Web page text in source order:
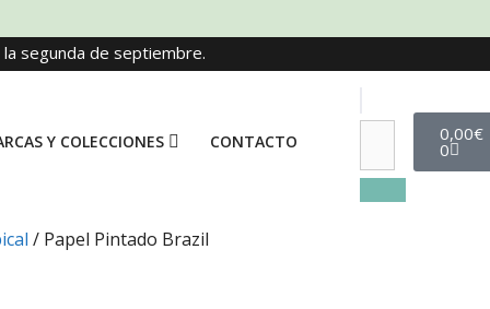
segunda de septiembre.
Y COLECCIONES CONTACTO 0,00€
0
/ Papel Pintado Brazil